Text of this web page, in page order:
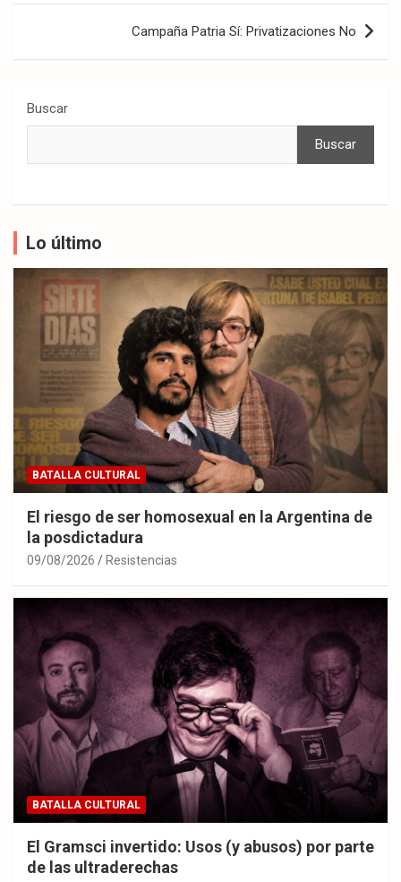
Campaña Patria Sí: Privatizaciones No
Buscar
Buscar
Lo último
BATALLA CULTURAL
El riesgo de ser homosexual en la Argentina de
la posdictadura
09/08/2026 Resistencias
BATALLA CULTURAL
El Gramsci invertido: Usos (y abusos) por parte
de las ultraderechas